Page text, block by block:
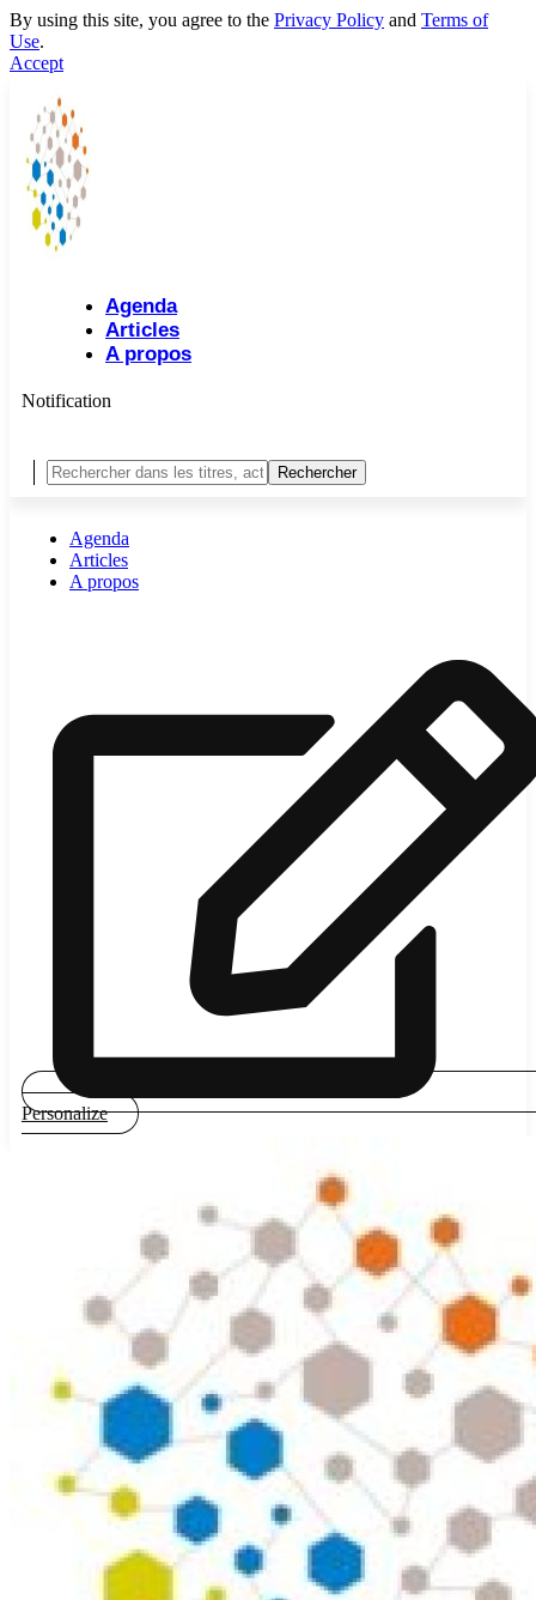
By using this site, you agree to the Privacy Policy and Terms of
Use.
Accept
Agenda
Articles
A propos
Notification
Agenda
Articles
A propos
Personalize